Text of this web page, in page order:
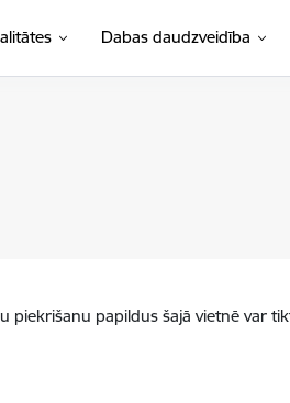
Dabas daudzveidība
papildus šajā vietnē var